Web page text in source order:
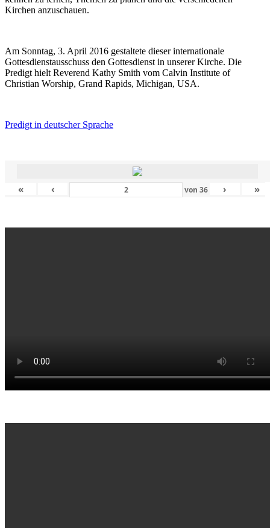
Kirchen anzuschauen.
Am Sonntag, 3. April 2016 gestaltete dieser internationale
Gottesdienstausschuss den Gottesdienst in unserer Kirche. Die
Predigt hielt Reverend Kathy Smith vom Calvin Institute of
Christian Worship, Grand Rapids, Michigan, USA.
Predigt in deutscher Sprache
« ‹ von36 › »